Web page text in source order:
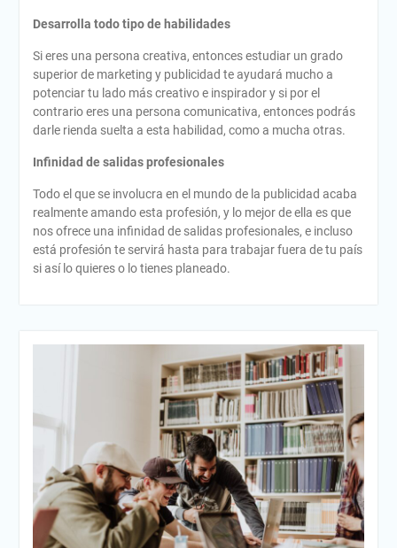
Desarrolla todo tipo de habilidades
Si eres una persona creativa, entonces estudiar un grado
superior de marketing y publicidad te ayudará mucho a
potenciar tu lado más creativo e inspirador y si por el
contrario eres una persona comunicativa, entonces podrás
darle rienda suelta a esta habilidad, como a mucha otras.
Infinidad de salidas profesionales
Todo el que se involucra en el mundo de la publicidad acaba
realmente amando esta profesión, y lo mejor de ella es que
nos ofrece una infinidad de salidas profesionales, e incluso
está profesión te servirá hasta para trabajar fuera de tu país
si así lo quieres o lo tienes planeado.